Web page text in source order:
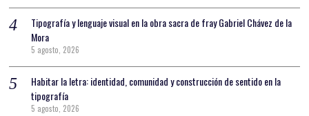
Tipografía y lenguaje visual en la obra sacra de fray Gabriel Chávez de la
Mora
5 agosto, 2026
Habitar la letra: identidad, comunidad y construcción de sentido en la
tipografía
5 agosto, 2026